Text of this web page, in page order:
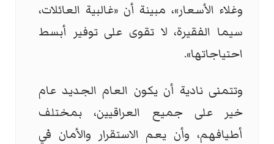
وغلاء الأسعار»، مبينة أن «غالبية العائلات،
سيما الفقيرة، لا تقوى على توفير أبسط
احتياجاتها».
وتتمنى نادية أن يكون العام الجديد عام
خير على جميع العراقيين، بمختلف
أطيافهم، وأن يعم الاستقرار والأمان في